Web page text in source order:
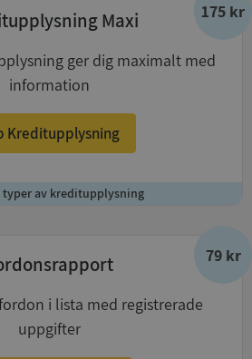
175 kr
Maxi
ger dig maximalt med
information
Kreditupplysning
typer av kreditupplysning
79 kr
i lista med registrerade
uppgifter